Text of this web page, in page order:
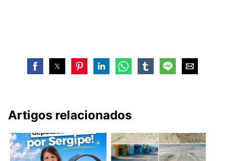
Artigos relacionados